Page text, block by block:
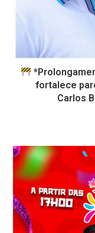
fortalece
Carlos